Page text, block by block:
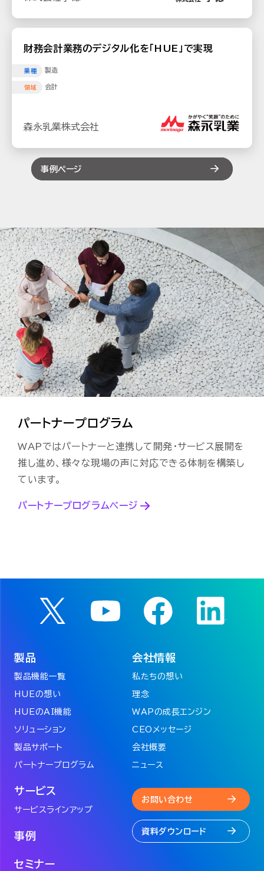
財務会計業務のデジタル化を「HUE」で実現
業種 製造
領域 会計
森永乳業株式会社
事例ページ
パートナープログラム
WAPではパートナーと連携して開発・サービス展開を
推し進め、 様々な現場の声に対応できる体制を構築し
ています。
パートナープログラムページ
製品
製品機能一覧
HUEの想い
HUEのAI機能
ソリューション
製品サポート
パートナープログラム
サービス
サービスラインアップ
事例
セミナー
会社情報
私たちの想い
理念
WAPの成長エンジン
CEOメッセージ
会社概要
ニュース
お問い合わせ
資料ダウンロード